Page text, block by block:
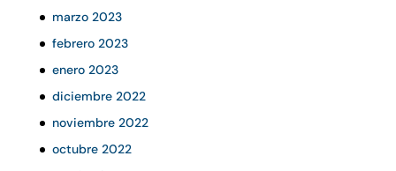
marzo 2023
febrero 2023
enero 2023
diciembre 2022
noviembre 2022
octubre 2022